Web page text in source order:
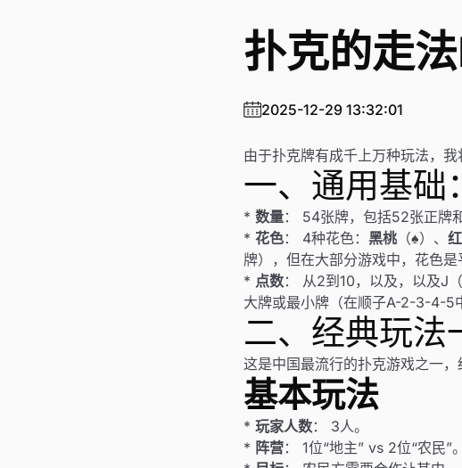
扑克的走
2025-12-29 13:32:01
由于扑克牌有成千上万种玩法，
一、通用基础
* 数量： 54张牌，包括52张正牌
* 花色： 4种花色： 黑桃（♠）、
牌），但在大部分游戏中，花色是
* 点数： 从2到10，以及，以及J
大牌或最小牌（在顺子A-2-3-4-5
二、经典玩法
这是中国最流行的扑克游戏之一，
基本玩法
* 玩家人数： 3人。
* 阵营： 1位“地主” vs 2位“农民”。